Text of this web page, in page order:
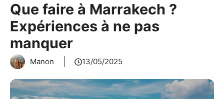
Que faire à Marrakech ?
Expériences à ne pas
manquer
Manon 13/05/2025